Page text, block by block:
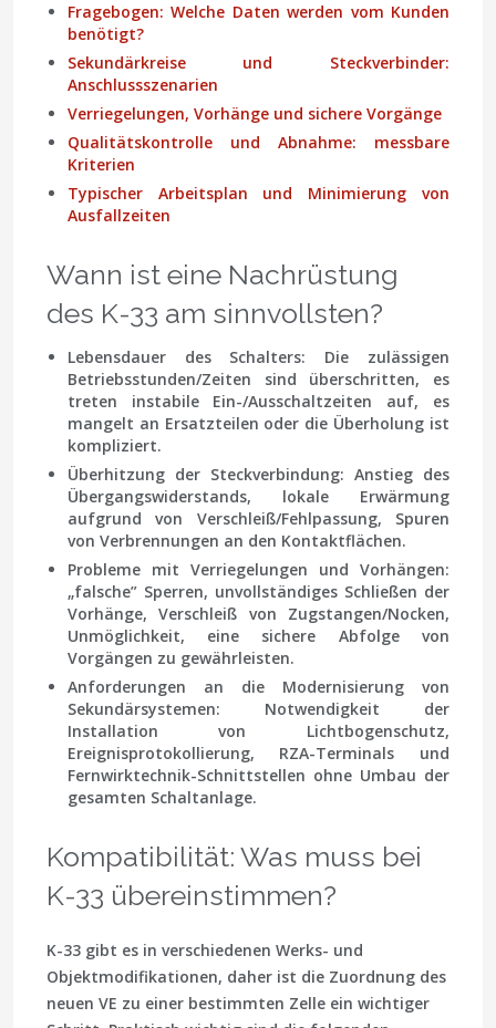
Fragebogen: Welche Daten werden vom Kunden
benötigt?
Sekundärkreise und Steckverbinder:
Anschlussszenarien
Verriegelungen, Vorhänge und sichere Vorgänge
Qualitätskontrolle und Abnahme: messbare
Kriterien
Typischer Arbeitsplan und Minimierung von
Ausfallzeiten
Wann ist eine Nachrüstung
des K-33 am sinnvollsten?
Lebensdauer des Schalters: Die zulässigen
Betriebsstunden/Zeiten sind überschritten, es
treten instabile Ein-/Ausschaltzeiten auf, es
mangelt an Ersatzteilen oder die Überholung ist
kompliziert.
Überhitzung der Steckverbindung: Anstieg des
Übergangswiderstands, lokale Erwärmung
aufgrund von Verschleiß/Fehlpassung, Spuren
von Verbrennungen an den Kontaktflächen.
Probleme mit Verriegelungen und Vorhängen:
„falsche” Sperren, unvollständiges Schließen der
Vorhänge, Verschleiß von Zugstangen/Nocken,
Unmöglichkeit, eine sichere Abfolge von
Vorgängen zu gewährleisten.
Anforderungen an die Modernisierung von
Sekundärsystemen: Notwendigkeit der
Installation von Lichtbogenschutz,
Ereignisprotokollierung, RZA-Terminals und
Fernwirktechnik-Schnittstellen ohne Umbau der
gesamten Schaltanlage.
Kompatibilität: Was muss bei
K-33 übereinstimmen?
K-33 gibt es in verschiedenen Werks- und
Objektmodifikationen, daher ist die Zuordnung des
neuen VE zu einer bestimmten Zelle ein wichtiger